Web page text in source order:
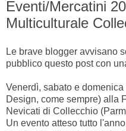
Eventi/Mercatini
Multiculturale
Le brave blogger avvisano
pubblico questo post con
Venerdì, sabato e
Design, come sempre) alla
Nevicati di Collecchio
Un evento atteso tutto